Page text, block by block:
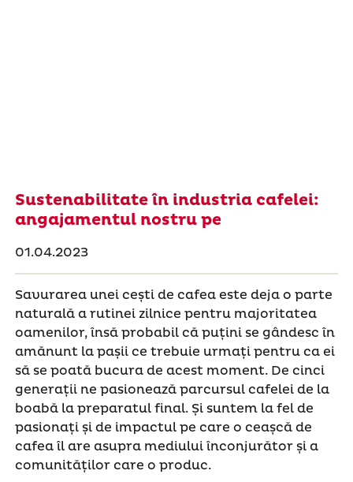
Sustenabilitate în industria cafelei:
angajamentul nostru pe
01.04.2023
Savurarea unei cești de cafea este deja o parte
naturală a rutinei zilnice pentru majoritatea
oamenilor, însă probabil că puțini se gândesc în
amănunt la pașii ce trebuie urmați pentru ca ei
să se poată bucura de acest moment. De cinci
generații ne pasionează parcursul cafelei de la
boabă la preparatul final. Și suntem la fel de
pasionați și de impactul pe care o ceașcă de
cafea îl are asupra mediului înconjurător și a
comunităților care o produc.